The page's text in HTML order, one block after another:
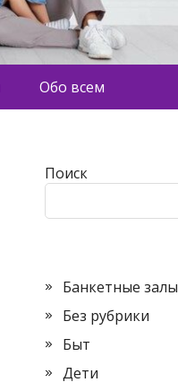
Обо всем
Поиск
Банкетные залы
Без рубрики
Быт
Дети